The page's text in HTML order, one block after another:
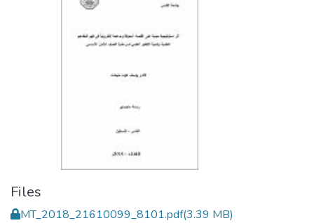
Files
MT_2018_21610099_8101.pdf(3.39 MB)